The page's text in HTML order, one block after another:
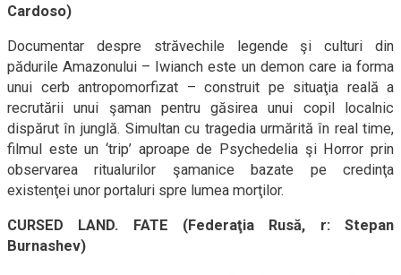
Cardoso)
Documentar despre străvechile legende şi culturi din
pădurile Amazonului – Iwianch este un demon care ia forma
unui cerb antropomorfizat – construit pe situaţia reală a
recrutării unui şaman pentru găsirea unui copil localnic
dispărut în junglă. Simultan cu tragedia urmărită în real time,
filmul este un ‘trip’ aproape de Psychedelia şi Horror prin
observarea ritualurilor şamanice bazate pe credinţa
existenţei unor portaluri spre lumea morţilor.
CURSED LAND. FATE (Federaţia Rusă, r: Stepan
Burnashev)